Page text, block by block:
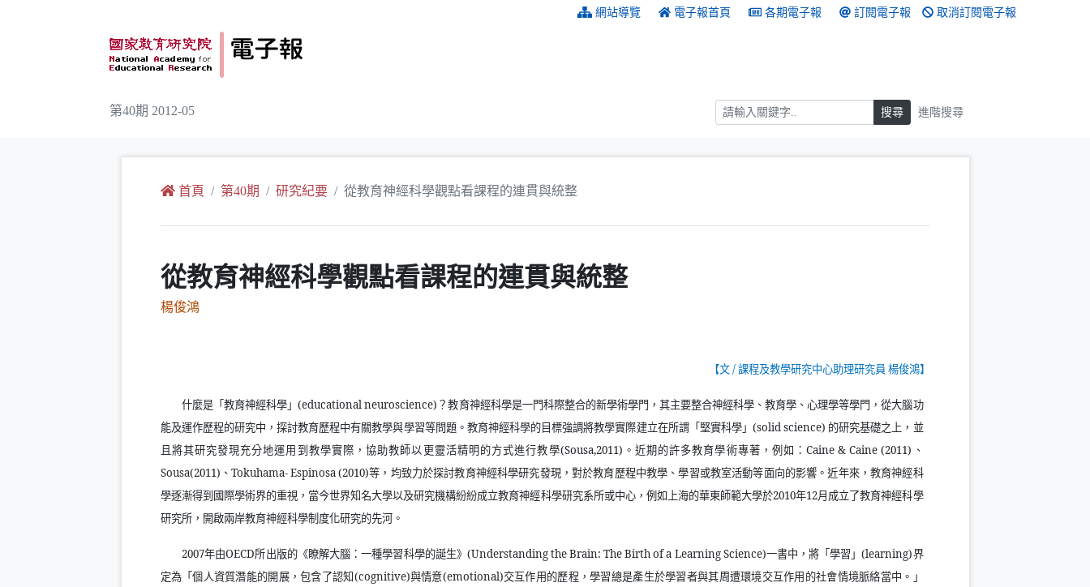
網站導覽 電子報首頁 各期電子報 訂閱電子報 取消訂閱電子報
第40期 2012-05 搜尋 搜尋 進階搜尋
首頁 第40期 研究紀要 從教育神經科學觀點看課程的連貫與統整
從教育神經科學觀點看課程的連貫與統整
楊俊鴻
【文/課程及教學研究中心助理研究員 楊俊鴻】
什麼是「教育神經科學」(educational neuroscience) ？教育神經科學是一門科際整合的新學術學門，其主要整合神經科學、教育學、心理學等學門，從大腦功
能及運作歷程的研究中，探討教育歷程中有關教學與學習等問題。教育神經科學的目標強調將教學實際建立在所謂「堅實科學」(solid science) 的研究基礎之上，並
且將其研究發現充分地運用到教學實際，協助教師以更靈活精明的方式進行教學(Sousa,2011) 。近期的許多教育學術專著，例如：Caine & Caine (2011) 、
Sousa(2011) 、 Tokuhama- Espinosa (2010)等，均致力於探討教育神經科學研究發現，對於教育歷程中教學、學習或教室活動等面向的影響。近年來，教育神經科
學逐漸得到國際學術界的重視，當今世界知名大學以及研究機構紛紛成立教育神經科學研究系所或中心，例如上海的華東師範大學於2010年12月成立了教育神經科學
研究所，開啟兩岸教育神經科學制度化研究的先河。
2007年由OECD所出版的《瞭解大腦：一種學習科學的誕生》(Understanding the Brain: The Birth of a Learning Science)一書中，將「學習」(learning)界
定為「個人資質潛能的開展，包含了認知(cognitive)與情意(emotional)交互作用的歷程，學習總是產生於學習者與其周遭環境交互作用的社會情境脈絡當中。」